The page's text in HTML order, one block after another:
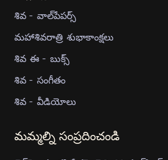
శివ - వాల్‍పేపర్స్
మహాశివరాత్రి శుభాకాంక్షలు
శివ ఈ - బుక్స్
శివ - సంగీతం
శివ - వీడియోలు
మమ్మల్ని సంప్రదించండి